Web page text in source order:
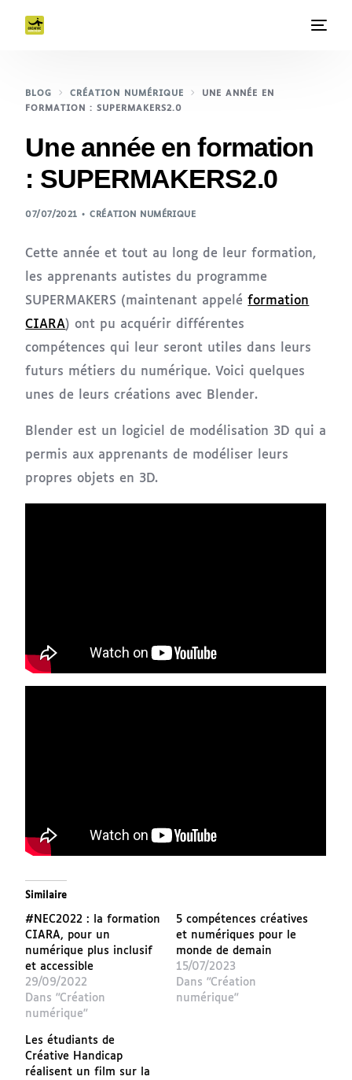
BLOG CRÉATION NUMÉRIQUE
UNE ANNÉE EN
FORMATION : SUPERMAKERS2.0
Une année en formation
: SUPERMAKERS2.0
07/07/2021 CRÉATION NUMÉRIQUE
Cette année et tout au long de leur formation,
les apprenants autistes du programme
SUPERMAKERS (maintenant appeléformation
CIARA) ont pu acquérir différentes
compétences qui leur seront utiles dans leurs
futurs métiers du numérique. Voici quelques
unes de leurs créations avec Blender.
Blender est un logiciel de modélisation 3D qui a
permis aux apprenants de modéliser leurs
propres objets en 3D.
Similaire
#NEC2022 : la formation
CIARA, pour un
numérique plus inclusif
et accessible
29/09/2022
Dans "Création
numérique"
5 compétences créatives
et numériques pour le
monde de demain
15/07/2023
Dans "Création
numérique"
Les étudiants de
Créative Handicap
réalisent un film sur la